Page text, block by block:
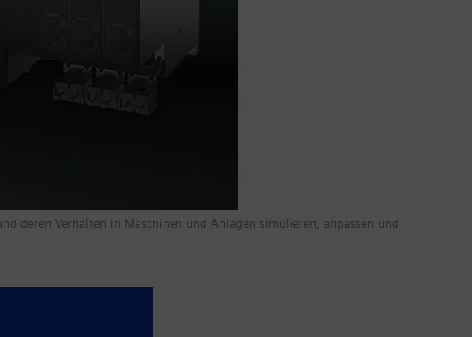
deren Verhalten in Maschinen und Anlagen simulieren, anpassen und